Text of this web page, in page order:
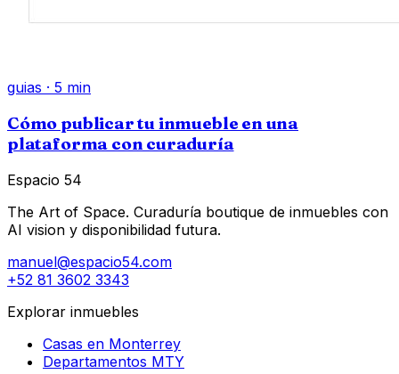
guias · 5 min
Cómo publicar tu inmueble en una
plataforma con curaduría
Espacio 54
The Art of Space. Curaduría boutique de inmuebles con
AI vision y disponibilidad futura.
manuel@espacio54.com
+52 81 3602 3343
Explorar inmuebles
Casas en Monterrey
Departamentos MTY